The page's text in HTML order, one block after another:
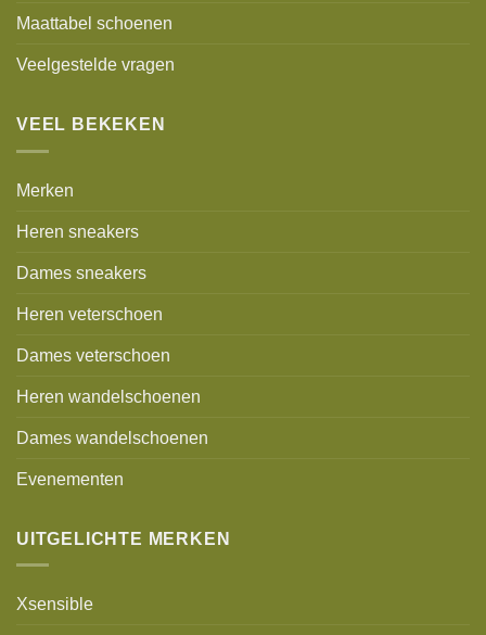
Maattabel schoenen
Veelgestelde vragen
VEEL BEKEKEN
Merken
Heren sneakers
Dames sneakers
Heren veterschoen
Dames veterschoen
Heren wandelschoenen
Dames wandelschoenen
Evenementen
UITGELICHTE MERKEN
Xsensible